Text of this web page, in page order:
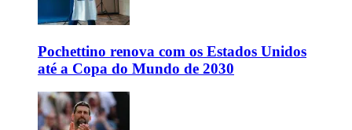
Pochettino renova com os Estados Unidos
até a Copa do Mundo de 2030